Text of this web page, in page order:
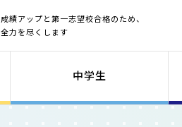
成績アップと第一志望校合格のため、
全力を尽くします
中学生